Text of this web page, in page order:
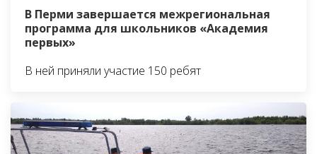
В Перми завершается межрегиональная
программа для школьников «Академия
первых»
В ней приняли участие 150 ребят